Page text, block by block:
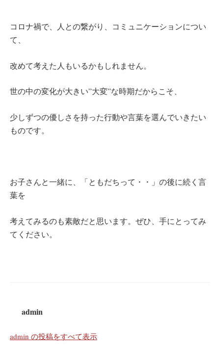
コロナ禍で、人との繋がり、コミュニケーションについ
て、
改めて考えた人もいるかもしれません。
世の中の変化が大きい”大変”な時期だからこそ、
少しずつの優しさを持った行動や言葉を選んでいきたい
ものです。
お子さんと一緒に、「ともだちって・・」の後に続く言
葉を
考えてみるのも素敵だと思います。ぜひ、手にとってみ
てください。
admin
admin の投稿をすべて表示